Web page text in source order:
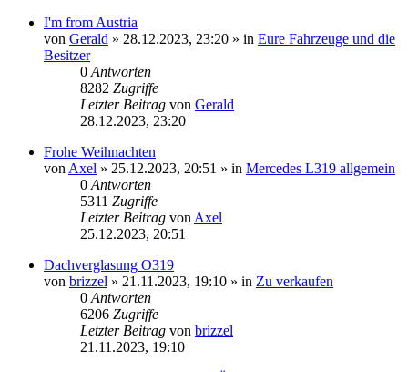
I'm from Austria
von Gerald » 28.12.2023, 23:20 » in Eure Fahrzeuge und die
Besitzer
0 Antworten
8282 Zugriffe
Letzter Beitrag von Gerald
28.12.2023, 23:20
Frohe Weihnachten
von Axel » 25.12.2023, 20:51 » in Mercedes L319 allgemein
0 Antworten
5311 Zugriffe
Letzter Beitrag von Axel
25.12.2023, 20:51
Dachverglasung O319
von brizzel » 21.11.2023, 19:10 » in Zu verkaufen
0 Antworten
6206 Zugriffe
Letzter Beitrag von brizzel
21.11.2023, 19:10